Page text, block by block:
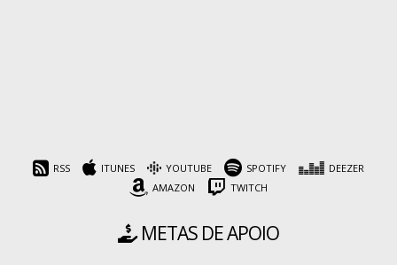
RSS ITUNES YOUTUBE SPOTIFY
DEEZER
AMAZON
TWITCH
METAS DE APOIO